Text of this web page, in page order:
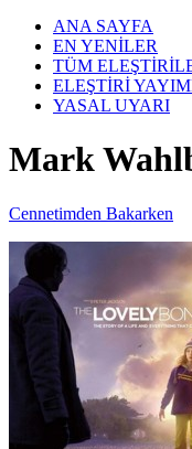
ANA SAYFA
EN YENİLER
TÜM
ELEŞTİRİ
YASAL UYARI
Mark
Cennetimden Bakarken